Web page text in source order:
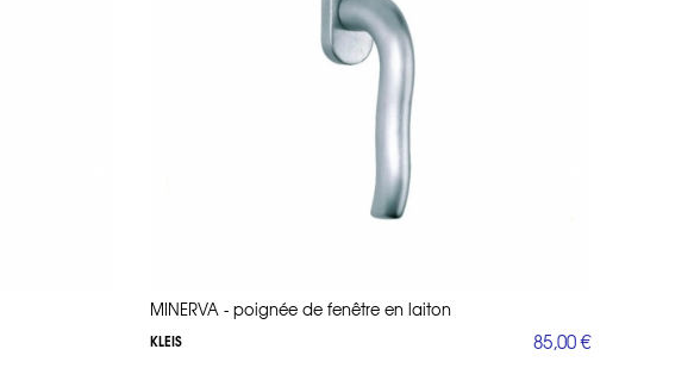
MINERVA - poignée de fenêtre en laiton
KLEIS 85,00 €